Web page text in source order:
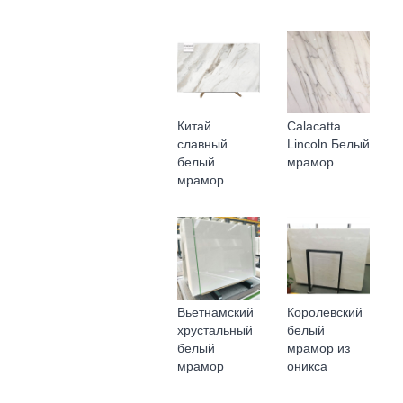
Китай
славный
белый
мрамор
Calacatta
Lincoln Белый
мрамор
Вьетнамский
хрустальный
белый
мрамор
Королевский
белый
мрамор из
оникса